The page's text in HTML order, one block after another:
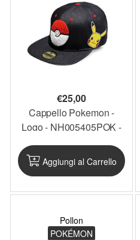
€25,00
Cappello Pokemon -
Logo - NH005405POK -
Aggiungi al Carrello
Pollon
POKÉMON